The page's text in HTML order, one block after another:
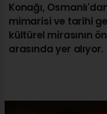
Konağı,
mimarisi ve tarihi
kültürel mirasının
arasında yer alıyor.